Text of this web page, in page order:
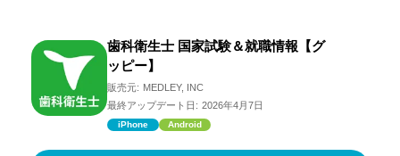
歯科衛生士 国家試験＆就職情報【グ
ッピー】
販売元: MEDLEY, INC
最終アップデート日: 2026年4月7日
iPhone Android